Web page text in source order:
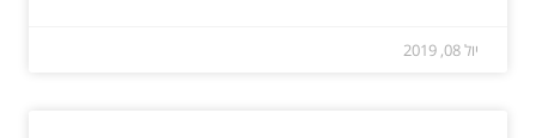
יול 08, 2019